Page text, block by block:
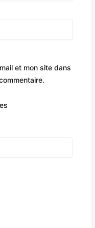
et mon site dans